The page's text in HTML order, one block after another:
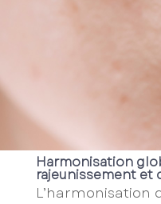
Harmonisation
rajeunissement et
L’harmonisation